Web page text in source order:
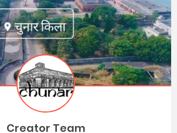
Creator Team